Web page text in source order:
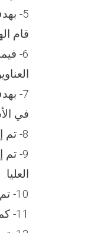
5-
قام
في
8- تم إعداد وتوزيع (35) بطاقة لمركبات الإمارة والخاصة التابعة لمسؤولي المحكمة العليا.
العليا.
10- تم إعداد (90) تصميماً للتاريخ اليومي، وتم نشرها عبر العناوين الرسمية للمحكمة العليا.
11- كما تم التنسيق الجيد وفي الوقت المناسب مع وسائل الإعلام.